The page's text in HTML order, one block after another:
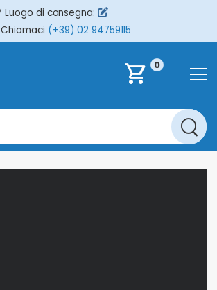
Luogo di consegna:
Chiamaci (+39) 02 94759115
shopping_cart 0